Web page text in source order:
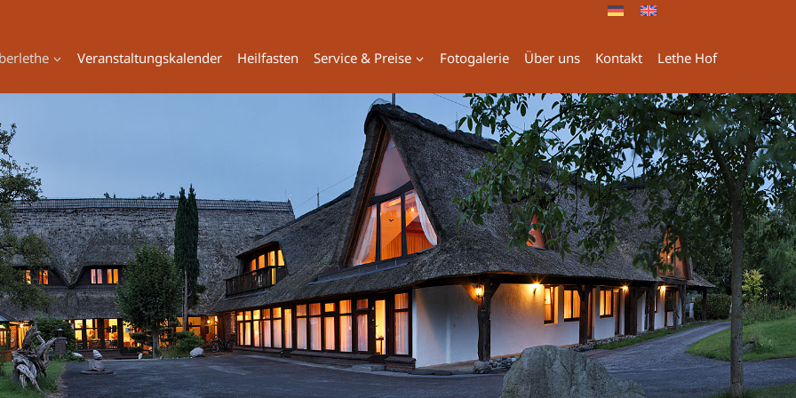
Veranstaltungskalender Heilfasten Service & Preise Fotogalerie Über uns Kontakt Lethe Hof
Hof Oberlethe